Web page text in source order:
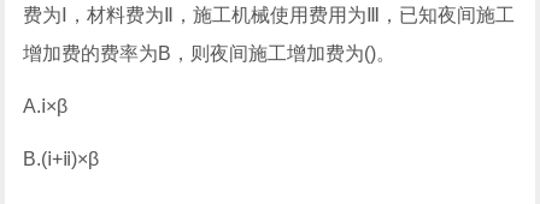
费为Ⅰ，材料费为Ⅱ，施工机械使用费用为Ⅲ，已知夜间施工
增加费的费率为Β，则夜间施工增加费为()。
A.ⅰ×β
B.(ⅰ+ⅱ)×β